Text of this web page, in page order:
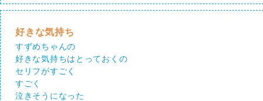
好きな気持ち
すずめちゃんの
好きな気持ちはとっておくの
セリフがすごく
すごく
泣きそうになった